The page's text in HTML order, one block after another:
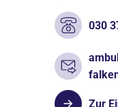
030
Zur